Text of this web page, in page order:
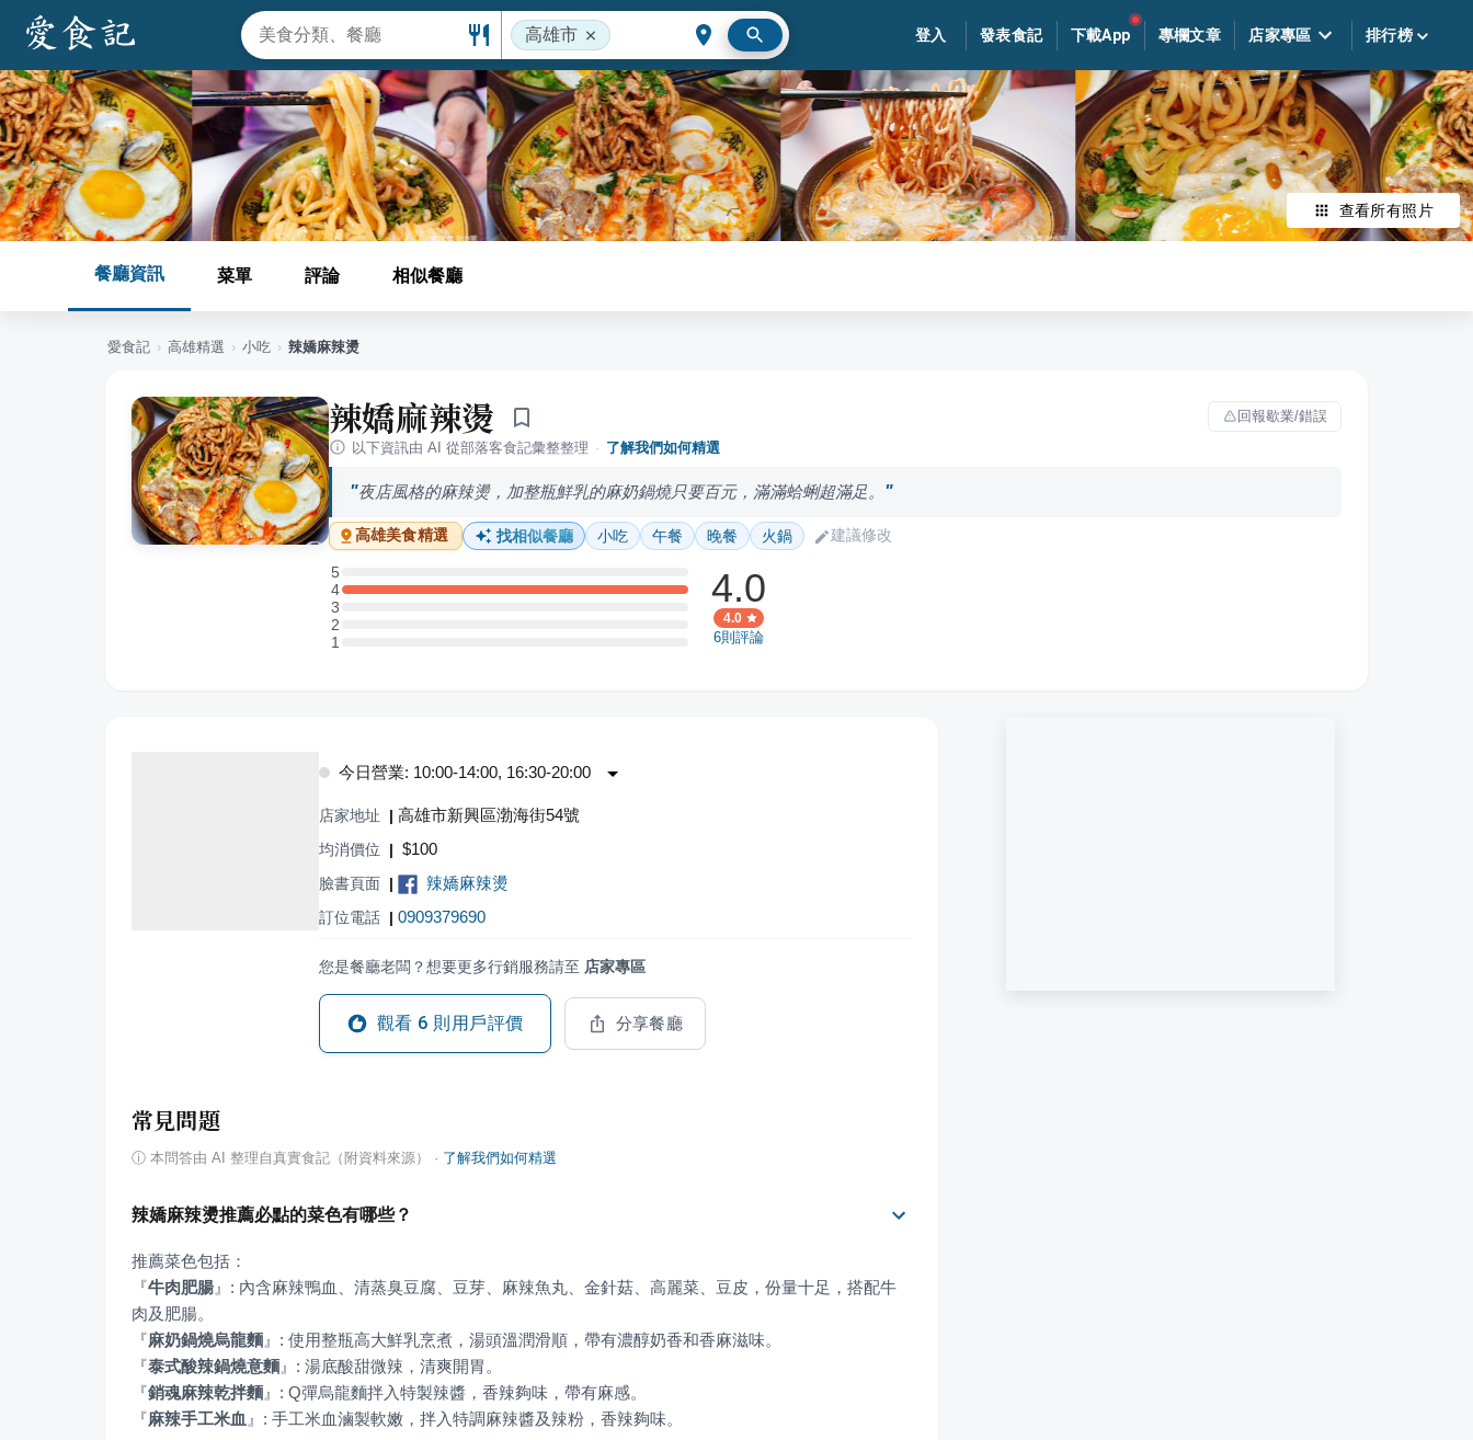
高雄市 登入 發表食記 下載App 專欄文章 店家專區 排行榜
查看所有照片
餐廳資訊 菜單 評論 相似餐廳
愛食記 › 高雄精選 › 小吃 › 辣嬌麻辣燙
辣嬌麻辣燙
回報歇業/錯誤
以下資訊由 AI 從部落客食記彙整整理 · 了解我們如何精選
夜店風格的麻辣燙，加整瓶鮮乳的麻奶鍋燒只要百元，滿滿蛤蜊超滿足。
高雄美食精選 找相似餐廳 小吃 午餐 晚餐 火鍋 建議修改
5
5 星：0 則評論
4
4 星：2 則評論
3
3 星：0 則評論
2
2 星：0 則評論
11 星：0 則評論
4.0
4.0
6則評論
今日營業: 10:00-14:00, 16:30-20:00
店家地址 | 高雄市新興區渤海街54號
均消價位 | $100
臉書頁面 | 辣嬌麻辣燙
訂位電話 | 0909379690
您是餐廳老闆？想要更多行銷服務請至 店家專區
觀看 6 則用戶評價 分享餐廳
常見問題
ⓘ 本問答由 AI 整理自真實食記（附資料來源） · 了解我們如何精選
辣嬌麻辣燙推薦必點的菜色有哪些？
『牛肉肥腸 』 : 內含麻辣鴨血、清蒸臭豆腐、豆芽、麻辣魚丸、金針菇、高麗菜、豆皮，份量十足，搭配牛
『麻奶鍋燒烏龍麵 』
『泰式酸辣鍋燒意麵 』
『銷魂麻辣乾拌麵 』
『麻辣手工米血 』 : 手工米血滷製軟嫩，拌入特調麻辣醬及辣粉，香辣夠味。